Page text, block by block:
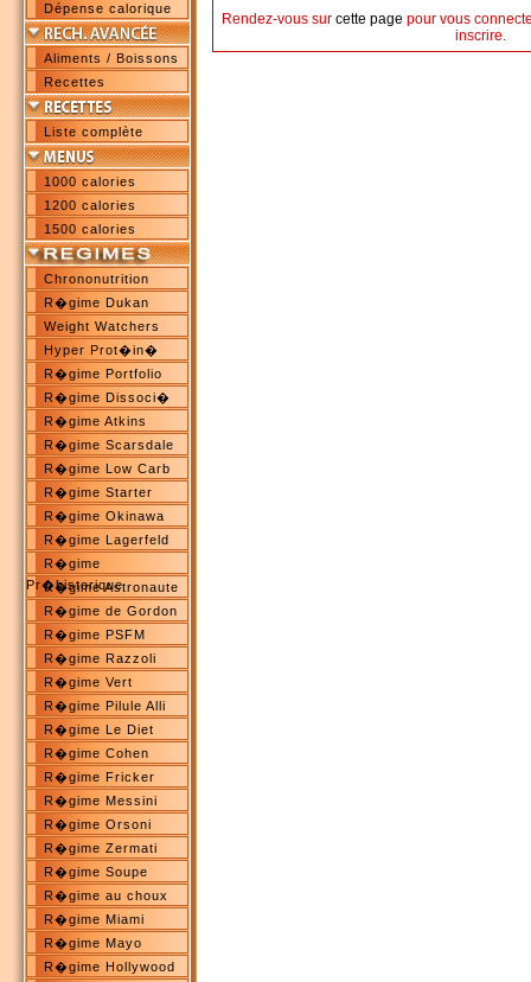
Dépense calorique
Aliments / Boissons
Recettes
Liste complète
1000 calories
1200 calories
1500 calories
Chrononutrition
R�gime Dukan
Weight Watchers
Hyper Prot�in�
R�gime Portfolio
R�gime Dissoci�
R�gime Atkins
R�gime Scarsdale
R�gime Low Carb
R�gime Starter
R�gime Okinawa
R�gime Lagerfeld
R�gime
Pr�historique
R�gime Astronaute
R�gime de Gordon
R�gime PSFM
R�gime Razzoli
R�gime Vert
R�gime Pilule Alli
R�gime Le Diet
R�gime Cohen
R�gime Fricker
R�gime Messini
R�gime Orsoni
R�gime Zermati
R�gime Soupe
R�gime au choux
R�gime Miami
R�gime Mayo
R�gime Hollywood
Rendez-vous sur cette page pour vous
inscrire.